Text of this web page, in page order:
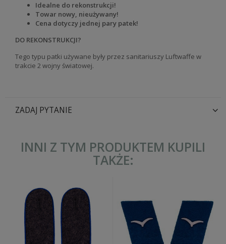
Idealne do rekonstrukcji!
Towar nowy, nieużywany!
Cena dotyczy jednej pary patek!
DO REKONSTRUKCJI?
Tego typu patki używane były przez sanitariuszy Luftwaffe w
trakcie 2 wojny światowej.
ZADAJ PYTANIE
INNI Z TYM PRODUKTEM KUPILI
TAKŻE: